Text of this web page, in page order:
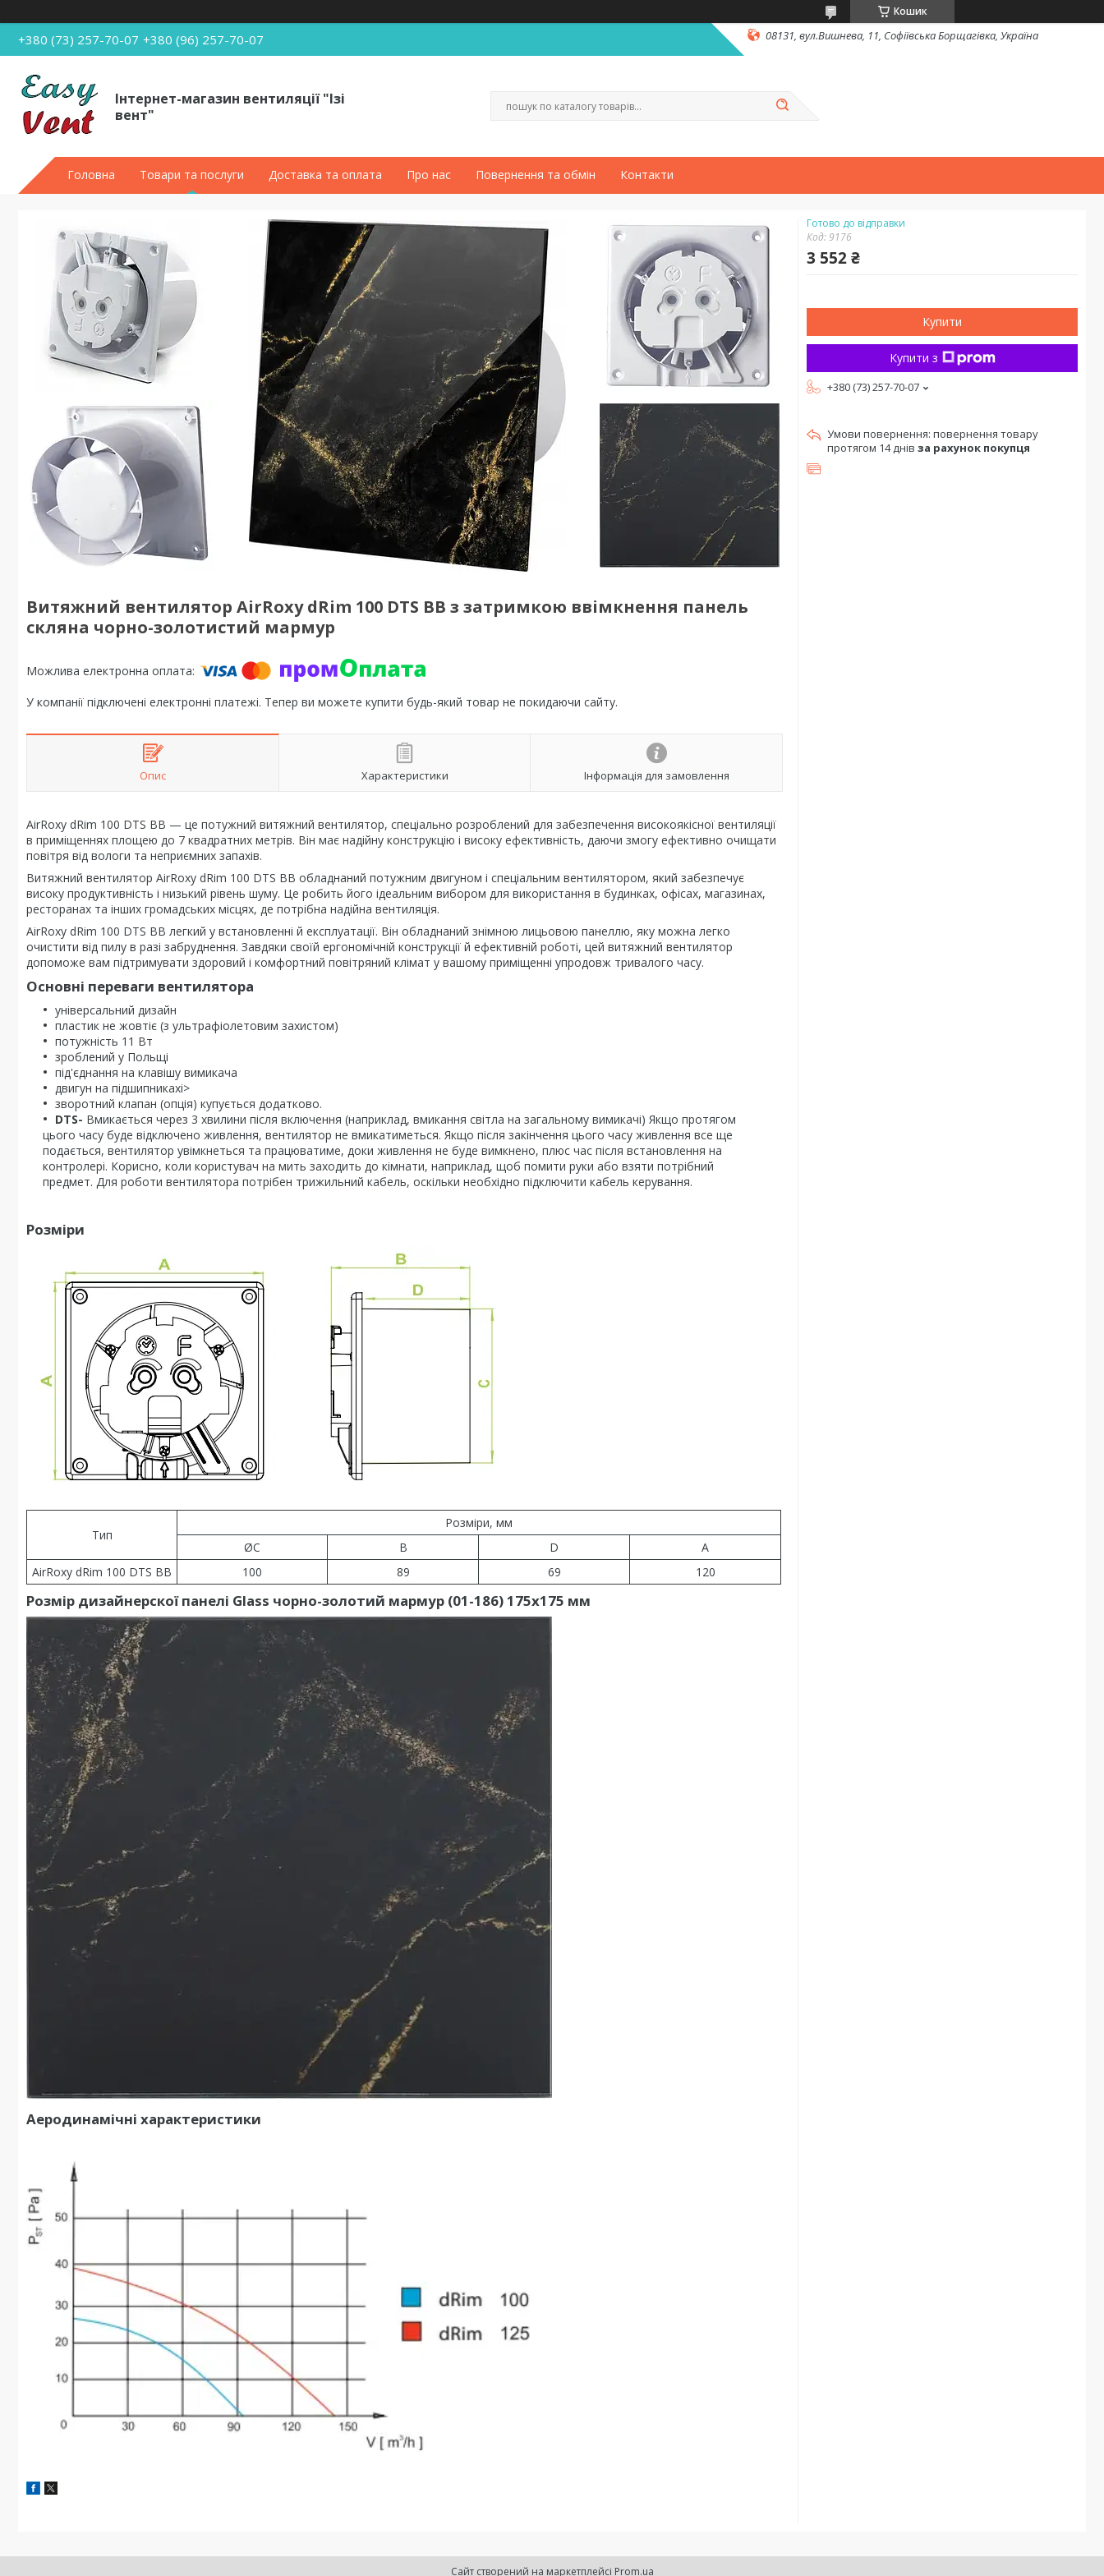
Кошик
+380 (73) 257-70-07 +380 (96) 257-70-07 08131, вул.Вишнева, 11, Софіївська Борщагівка, Україна
Інтернет-магазин вентиляції "Ізі
вент"
Головна Товари та послуги Доставка та оплата Про нас Повернення та обмін Контакти
Витяжний вентилятор AirRoxy dRim 100 DTS BB з затримкою ввімкнення панель
скляна чорно-золотистий мармур
У компанії підключені електронні платежі. Тепер ви можете купити будь-який товар не покидаючи сайту.
Опис Характеристики Інформація для замовлення
AirRoxy dRim 100 DTS BB — це потужний витяжний вентилятор, спеціально розроблений для забезпечення високоякісної вентиляції
в приміщеннях площею до 7 квадратних метрів. Він має надійну конструкцію і високу ефективність, даючи змогу ефективно очищати
повітря від вологи та неприємних запахів.
Витяжний вентилятор AirRoxy dRim 100 DTS BB обладнаний потужним двигуном і спеціальним вентилятором, який забезпечує
високу продуктивність і низький рівень шуму. Це робить його ідеальним вибором для використання в будинках, офісах, магазинах,
ресторанах та інших громадських місцях, де потрібна надійна вентиляція.
AirRoxy dRim 100 DTS BB легкий у встановленні й експлуатації. Він обладнаний знімною лицьовою панеллю, яку можна легко
очистити від пилу в разі забруднення. Завдяки своїй ергономічній конструкції й ефективній роботі, цей витяжний вентилятор
допоможе вам підтримувати здоровий і комфортний повітряний клімат у вашому приміщенні упродовж тривалого часу.
Основні переваги вентилятора
універсальний дизайн
пластик не жовтіє (з ультрафіолетовим захистом)
потужність 11 Вт
зроблений у Польщі
під'єднання на клавішу вимикача
двигун на підшипникахi>
зворотний клапан (опція) купується додатково.
DTS- Вмикається через 3 хвилини після включення (наприклад, вмикання світла на загальному вимикачі) Якщо протягом
цього часу буде відключено живлення, вентилятор не вмикатиметься. Якщо після закінчення цього часу живлення все ще
подається, вентилятор увімкнеться та працюватиме, доки живлення не буде вимкнено, плюс час після встановлення на
контролері. Корисно, коли користувач на мить заходить до кімнати, наприклад, щоб помити руки або взяти потрібний
предмет. Для роботи вентилятора потрібен трижильний кабель, оскільки необхідно підключити кабель керування.
Розміри
Тип
Розміри, мм
ØC
B D
A
AirRoxy dRim 100 DTS BB
100 89 69 120
Розмір дизайнерскої панелі Glass чорно-золотий мармур (01-186) 175х175 мм
Аеродинамічні характеристики
Готово до відправки
Код:9176
3 552 ₴
Купити
Купити з
+380 (73) 257-70-07
повернення товару
протягом 14 днів за рахунок покупця
Сайт створений на маркетплейсі Prom.ua